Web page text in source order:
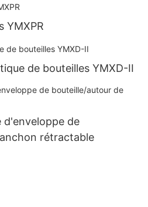
YMXPR
de bouteilles YMXD-II
d'enveloppe de
rétractable